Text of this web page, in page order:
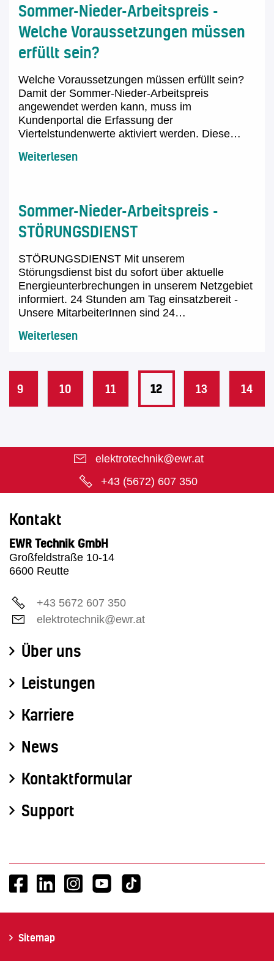
Sommer-Nieder-Arbeitspreis -
Welche Voraussetzungen müssen
erfüllt sein?
Welche Voraussetzungen müssen erfüllt sein?
Damit der Sommer-Nieder-Arbeitspreis
angewendet werden kann, muss im
Kundenportal die Erfassung der
Viertelstundenwerte aktiviert werden. Diese…
Weiterlesen
Sommer-Nieder-Arbeitspreis -
STÖRUNGSDIENST
STÖRUNGSDIENST Mit unserem
Störungsdienst bist du sofort über aktuelle
Energieunterbrechungen in unserem Netzgebiet
informiert. 24 Stunden am Tag einsatzbereit -
Unsere MitarbeiterInnen sind 24…
Weiterlesen
9 10 11 12 13 14
elektrotechnik@ewr.at
+43 (5672) 607 350
Kontakt
EWR Technik GmbH
Großfeldstraße 10-14
6600 Reutte
+43 5672 607 350
elektrotechnik@ewr.at
Über uns
Leistungen
Karriere
News
Kontaktformular
Support
Sitemap